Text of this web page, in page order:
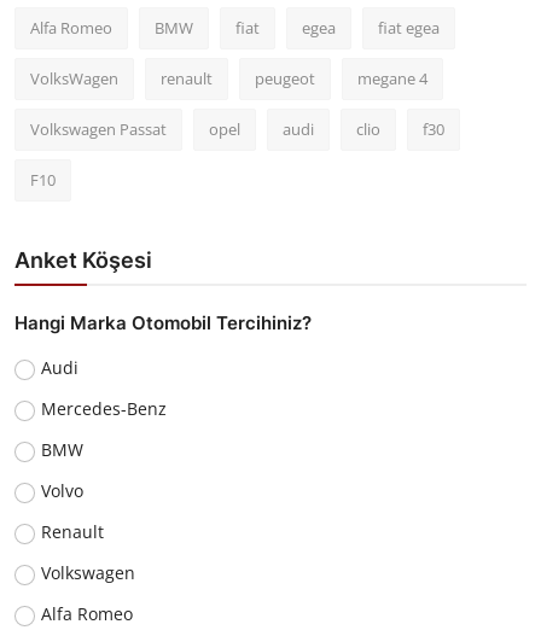
Alfa Romeo BMW fiat egea fiat egea
VolksWagen renault peugeot megane 4
Volkswagen Passat opel audi clio f30
F10
Anket Köşesi
Hangi Marka Otomobil Tercihiniz?
Audi
Mercedes-Benz
BMW
Volvo
Renault
Volkswagen
Alfa Romeo